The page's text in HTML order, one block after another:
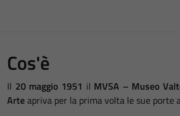
Cos'è
Il 20 maggio 1951 il MVSA – Museo
Arteapriva per la prima volta le sue porte